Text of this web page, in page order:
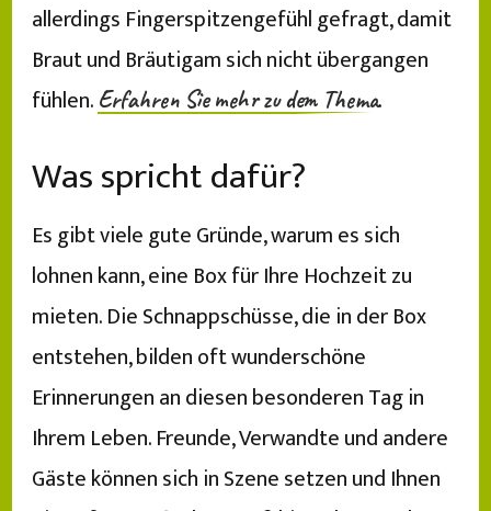
allerdings Fingerspitzengefühl gefragt, damit
Braut und Bräutigam sich nicht übergangen
fühlen. Erfahren Sie mehr zu dem Thema.
Was spricht dafür?
Es gibt viele gute Gründe, warum es sich
lohnen kann, eine Box für Ihre Hochzeit zu
mieten. Die Schnappschüsse, die in der Box
entstehen, bilden oft wunderschöne
Erinnerungen an diesen besonderen Tag in
Ihrem Leben. Freunde, Verwandte und andere
Gäste können sich in Szene setzen und Ihnen